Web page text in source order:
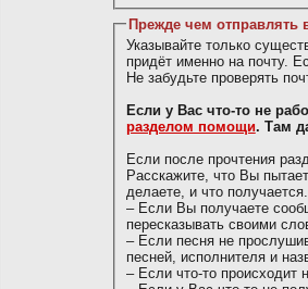
Прежде чем отправлять
Указывайте только
придёт именно на почту.
Не забудьте проверять
Если у Вас что-то не
разделом помощи . Там
Если после прочтения
Расскажите, что Вы
делаете, и что получается.
– Если Вы получаете
пересказывать своими
– Если песня не
песней, исполнителя и
– Если что-то происходит